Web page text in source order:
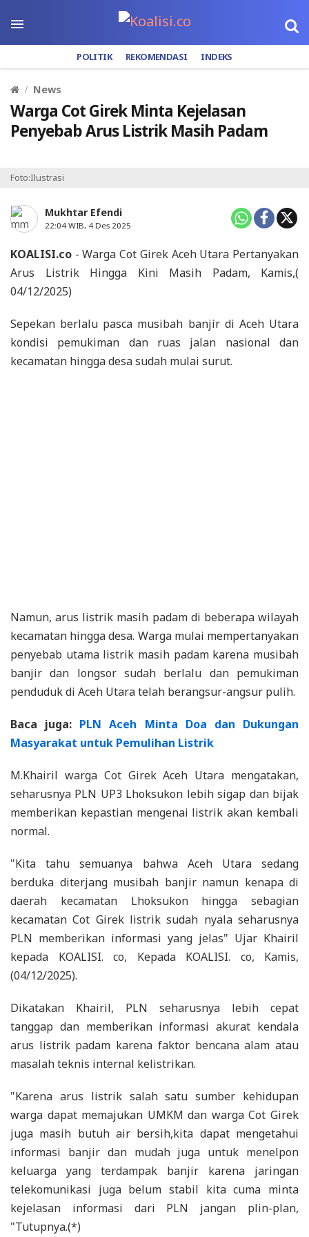
POLITIK REKOMENDASI INDEKS
News
Warga Cot Girek Minta Kejelasan
Penyebab Arus Listrik Masih Padam
Foto:Ilustrasi
Mukhtar Efendi
22:04 WIB, 4 Des 2025
KOALISI.co - Warga Cot Girek Aceh Utara Pertanyakan
Arus Listrik Hingga Kini Masih Padam, Kamis,(
04/12/2025)
Sepekan berlalu pasca musibah banjir di Aceh Utara
kondisi pemukiman dan ruas jalan nasional dan
kecamatan hingga desa sudah mulai surut.
Namun, arus listrik masih padam di beberapa wilayah
kecamatan hingga desa. Warga mulai mempertanyakan
penyebab utama listrik masih padam karena musibah
banjir dan longsor sudah berlalu dan pemukiman
penduduk di Aceh Utara telah berangsur-angsur pulih.
Baca juga: PLN Aceh Minta Doa dan Dukungan
Masyarakat untuk Pemulihan Listrik
M.Khairil warga Cot Girek Aceh Utara mengatakan,
seharusnya PLN UP3 Lhoksukon lebih sigap dan bijak
memberikan kepastian mengenai listrik akan kembali
normal.
"Kita tahu semuanya bahwa Aceh Utara sedang
berduka diterjang musibah banjir namun kenapa di
daerah kecamatan Lhoksukon hingga sebagian
kecamatan Cot Girek listrik sudah nyala seharusnya
PLN memberikan informasi yang jelas" Ujar Khairil
kepada KOALISI. co, Kepada KOALISI. co, Kamis,
(04/12/2025).
Dikatakan Khairil, PLN seharusnya lebih cepat
tanggap dan memberikan informasi akurat kendala
arus listrik padam karena faktor bencana alam atau
masalah teknis internal kelistrikan.
"Karena arus listrik salah satu sumber kehidupan
warga dapat memajukan UMKM dan warga Cot Girek
juga masih butuh air bersih,kita dapat mengetahui
informasi banjir dan mudah juga untuk menelpon
keluarga yang terdampak banjir karena jaringan
telekomunikasi juga belum stabil kita cuma minta
kejelasan informasi dari PLN jangan plin-plan,
"Tutupnya.(*)